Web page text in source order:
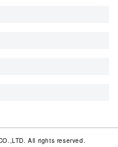
All rights reserved.